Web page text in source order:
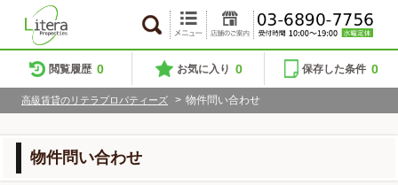
閲覧履歴 0 お気に入り 0 保存した条件 0
高級賃貸のリテラプロパティーズ > 物件問い合わせ
物件問い合わせ